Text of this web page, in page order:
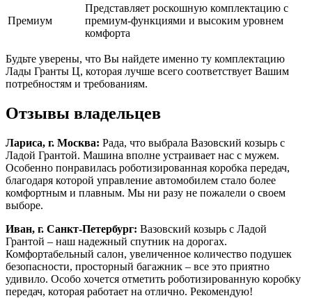
Премиум
Представляет роскошную комплектацию с
премиум-функциями и высоким уровнем
комфорта
Будьте уверены, что Вы найдете именно ту комплектацию
Лады Гранты Ц, которая лучше всего соответствует Вашим
потребностям и требованиям.
Отзывы владельцев
Лариса, г. Москва: Рада, что выбрала Вазовский козырь с
Ладой Грантой. Машина вполне устраивает нас с мужем.
Особенно понравилась роботизированная коробка передач,
благодаря которой управление автомобилем стало более
комфортным и плавным. Мы ни разу не пожалели о своем
выборе.
Иван, г. Санкт-Петербург: Вазовский козырь с Ладой
Грантой – наш надежный спутник на дорогах.
Комфортабельный салон, увеличенное количество подушек
безопасности, просторный багажник – все это приятно
удивило. Особо хочется отметить роботизированную коробку
передач, которая работает на отлично. Рекомендую!